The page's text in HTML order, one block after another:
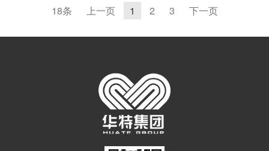
18条 上一页 1 2 3 下一页